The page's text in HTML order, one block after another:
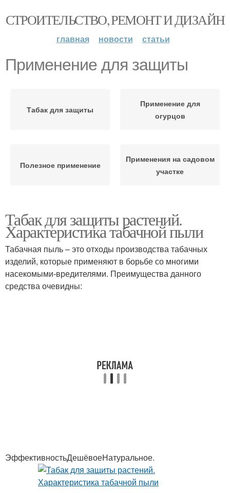
СТРОИТЕЛЬСТВО, РЕМОНТ И ДИЗАЙН
главная новости статьи
Применение для защиты
Табак для защиты
Применение для
огурцов
Полезное применение
Применения на садовом
участке
Табак для защиты растений.
Характеристика табачной пыли
Табачная пыль – это отходы производства табачных
изделий, которые применяют в борьбе со многими
насекомыми-вредителями. Преимущества данного
средства очевидны:
ЭффективностьДешёвоеНатуральное.